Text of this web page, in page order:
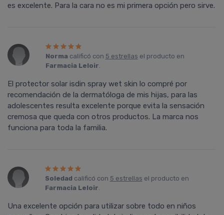
es excelente. Para la cara no es mi primera opción pero sirve.
Norma calificó con 5 estrellas el producto en
Farmacia Leloir.
El protector solar isdin spray wet skin lo compré por
recomendación de la dermatóloga de mis hijas, para las
adolescentes resulta excelente porque evita la sensación
cremosa que queda con otros productos. La marca nos
funciona para toda la familia.
Soledad calificó con 5 estrellas el producto en
Farmacia Leloir.
Una excelente opción para utilizar sobre todo en niños